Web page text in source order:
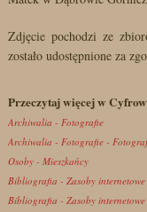
Zdjęcie pochodzi ze
zostało udostępnione za
Przeczytaj więcej w
Archiwalia - Fotografie
Archiwalia - Fotografie -
Osoby - Mieszkańcy
Bibliografia - Zasoby
Bibliografia - Zasoby